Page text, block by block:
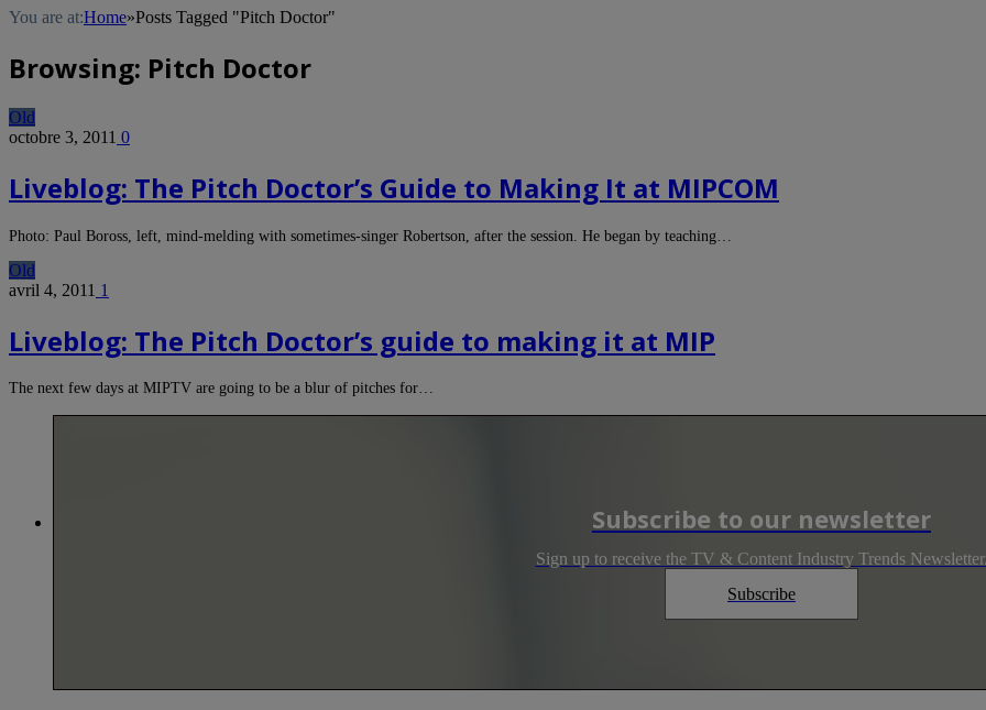
You are at:Home»Posts Tagged "Pitch Doctor"
Browsing: Pitch Doctor
Old
octobre 3, 2011 0
Liveblog: The Pitch Doctor’s Guide to Making It at MIPCOM
Photo: Paul Boross, left, mind-melding with sometimes-singer Robertson, after the session. He began by teaching…
Old
avril 4, 2011 1
Liveblog: The Pitch Doctor’s guide to making it at MIP
The next few days at MIPTV are going to be a blur of pitches for…
Subscribe to our newsletter
Sign up to receive the TV & Content Industry Trends
Subscribe